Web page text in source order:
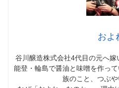
およ
谷川醸造株式会社4代目の元へ嫁
能登・輪島で醤油と味噌を作っ
族のこと、つぶや